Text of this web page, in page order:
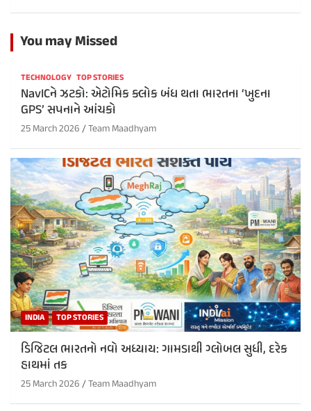
You may Missed
TECHNOLOGY TOP STORIES
NavICને ઝટકો: એટોમિક ક્લોક બંધ થતા ભારતના ‘ખુદના
GPS’ સપનાને આંચકો
25 March 2026 Team Maadhyam
INDIA TOP STORIES
ડિજિટલ ભારતનો નવો અધ્યાય: ગામડાથી ગ્લોબલ સુધી, દરેક
હાથમાં તક
25 March 2026 Team Maadhyam